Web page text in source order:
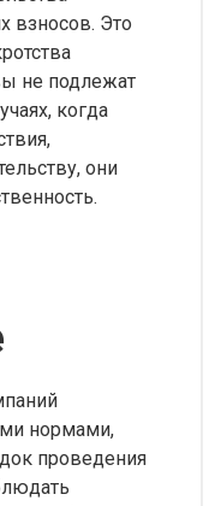
взносов. Это
не подлежат
когда
они
нормами,
проведения